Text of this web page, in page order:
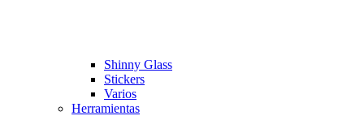
Shinny Glass
Stickers
Varios
Herramientas